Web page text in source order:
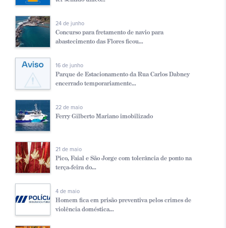
24 de junho
Concurso para fretamento de navio para
abastecimento das Flores ficou...
16 de junho
Parque de Estacionamento da Rua Carlos Dabney
encerrado temporariamente...
22 de maio
Ferry Gilberto Mariano imobilizado
21 de maio
Pico, Faial e São Jorge com tolerância de ponto na
terça-feira do...
4 de maio
Homem fica em prisão preventiva pelos crimes de
violência doméstica...